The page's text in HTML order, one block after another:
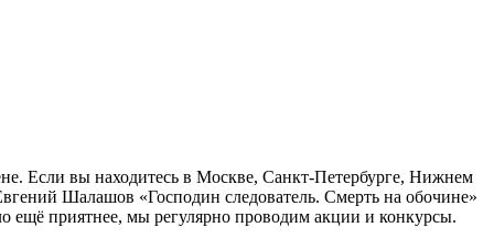
Если вы находитесь в Москве, Санкт-Петербурге, Нижнем
Шалашов «Господин следователь. Смерть на обочине»
ещё приятнее, мы регулярно проводим акции и конкурсы.